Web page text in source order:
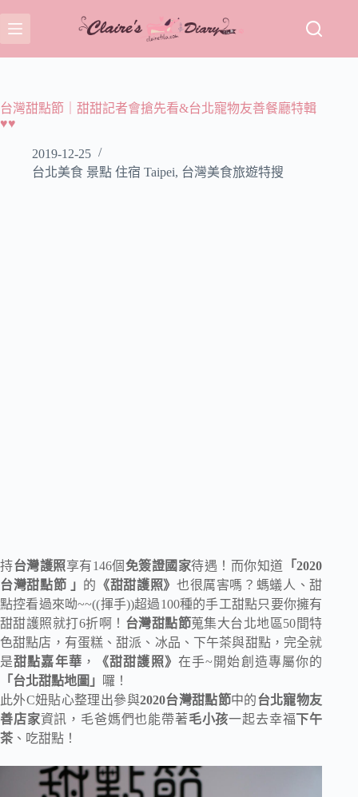
至
主
容
台灣甜點節｜甜甜記者會搶先看&台北寵物友善餐廳特輯
♥♥
2019-12-25
台北美食 景點 住宿 Taipei, 台灣美食旅遊特搜
持台灣護照享有146個 免簽證國家待遇！而你知道
「2020
台灣甜點節 」 的 《甜甜護照》 也很厲害嗎？螞蟻人、甜
點控看過來呦~~((揮手))超過100種的手工甜點只要你擁有
甜甜護照就打6折啊！ 台灣甜點節蒐集大台北地區50間特
色甜點店，有蛋糕、甜派、冰品、下午茶與甜點，完全就
是甜點嘉年華 ， 《甜甜護照》 在手~開始創造專屬你的
「台北甜點地圖」
囉！
此外C妞貼心整理出參與2020台灣甜點節中的台北寵物友
善店家資訊，毛爸媽們也能帶著毛小孩一起去幸福下午
茶 、吃甜點！